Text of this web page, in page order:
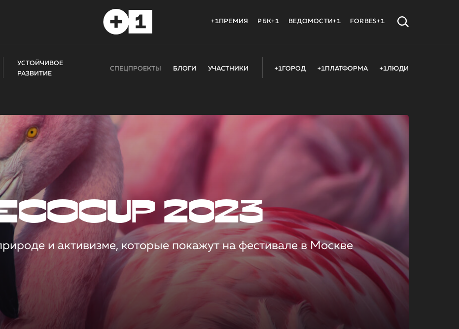
+1ПРЕМИЯ РБК+1 ВЕДОМОСТИ+1 FORBES+1
УСТОЙЧИВОЕ
РАЗВИТИЕ
СПЕЦПРОЕКТЫ БЛОГИ УЧАСТНИКИ +1ГОРОД +1ПЛАТФОРМА +1ЛЮДИ
2023
и активизме, которые покажут на фестивале в Москве